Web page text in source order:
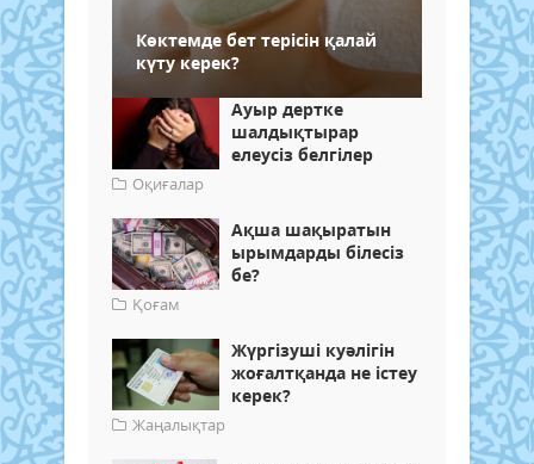
Көктемде бет терісін қалай
күту керек?
Ауыр дертке
шалдықтырар
елеусіз белгілер
Оқиғалар
Ақша шақыратын
ырымдарды білесіз
бе?
Қоғам
Жүргізуші куәлігін
жоғалтқанда не істеу
керек?
Жаңалықтар